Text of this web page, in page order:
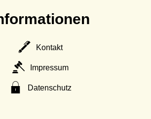
Kontakt
Impressum
Datenschutz